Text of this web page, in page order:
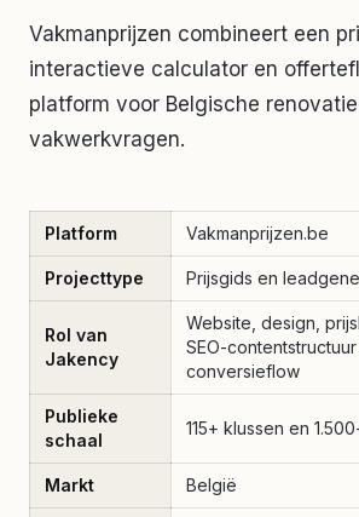
Vakmanprijzen combineert een
interactieve calculator en
platform voor Belgische
vakwerkvragen.
Platform Vakmanprijzen.be
Projecttype Prijsgids en
Rol van
Jakency
Website, design,
SEO-
conversieflow
Publieke
schaal
115+ klussen en
Markt België